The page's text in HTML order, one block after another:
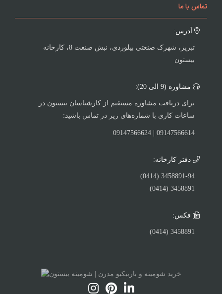
تماس با ما
آدرس:
تبریز، شهرک صنعتی بیلوردی، نبش صنعت 8، کارخانه
بیستون
مشاوره (9 الی 20):
برای دریافت مشاوره مستقیم از کارشناسان بیستون در
ساعات کاری با شماره‌های زیر در تماس باشید:
09147566614 | 09147566624
دفتر کارخانه:
3458891-94 (0414)
3458891 (0414)
فکس:
3458891 (0414)